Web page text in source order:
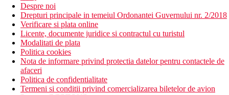
O plaja lunga cu nisip este chiar langa hotel
Sezlonguri, umbrele si prosoape gratuite
Bar pe plaja ca parte a All Inclusive
Oferta sportiva
Gratuit: tenis de masa, volei pe plaja, darts, centru de
fitness.
Contra cost: sporturi acvatice motorizate si nemotorizate.
Wellness
Despre noi
Drepturi principale in temeiul Ordonantei Guvernului nr. 2/2018
Verificare si plata online
Licente, documente juridice si contractul cu turistul
Modalitati de plata
Politica cookies
Nota de informare privind protectia datelor pentru contactele de
afaceri
Politica de confidentialitate
Termeni si conditii privind comercializarea biletelor de avion